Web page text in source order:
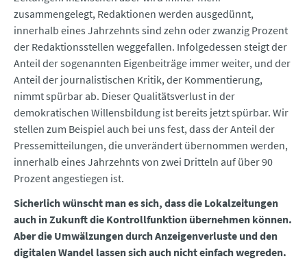
zusammengelegt, Redaktionen werden ausgedünnt,
innerhalb eines Jahrzehnts sind zehn oder zwanzig Prozent
der Redaktionsstellen weggefallen. Infolgedessen steigt der
Anteil der sogenannten Eigenbeiträge immer weiter, und der
Anteil der journalistischen Kritik, der Kommentierung,
nimmt spürbar ab. Dieser Qualitätsverlust in der
demokratischen Willensbildung ist bereits jetzt spürbar. Wir
stellen zum Beispiel auch bei uns fest, dass der Anteil der
Pressemitteilungen, die unverändert übernommen werden,
innerhalb eines Jahrzehnts von zwei Dritteln auf über 90
Prozent angestiegen ist.
Sicherlich wünscht man es sich, dass die Lokalzeitungen
auch in Zukunft die Kontrollfunktion übernehmen können.
Aber die Umwälzungen durch Anzeigenverluste und den
digitalen Wandel lassen sich auch nicht einfach wegreden.